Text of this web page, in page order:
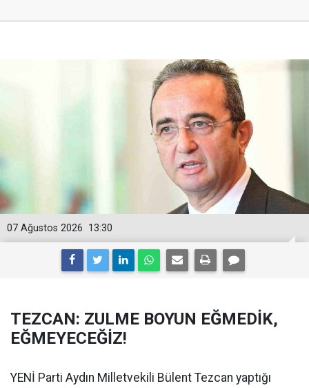
13:30
07 Ağustos 2026
TEZCAN: ZULME BOYUN EĞMEDİK,
EĞMEYECEĞİZ!
YENİ Parti Aydın Milletvekili Bülent Tezcan yaptığı